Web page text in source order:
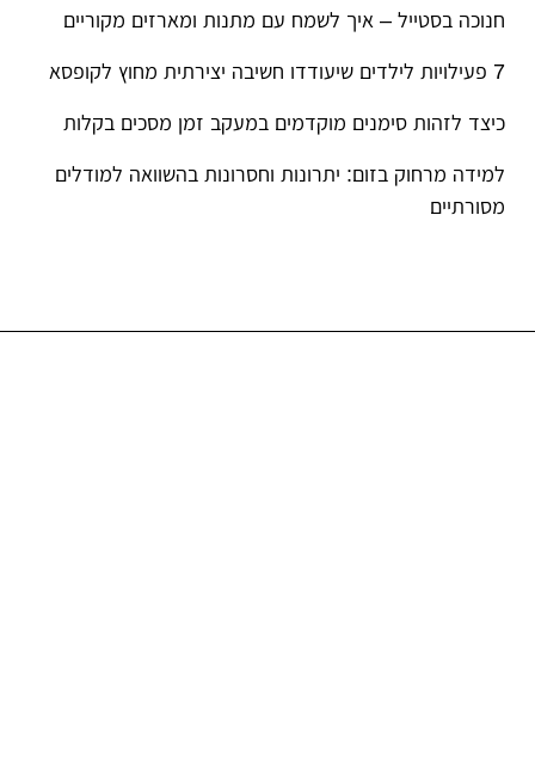
חנוכה בסטייל – איך לשמח עם מתנות ומארזים מקוריים
7 פעילויות לילדים שיעודדו חשיבה יצירתית מחוץ לקופסא
כיצד לזהות סימנים מוקדמים במעקב זמן מסכים בקלות
למידה מרחוק בזום: יתרונות וחסרונות בהשוואה למודלים
מסורתיים